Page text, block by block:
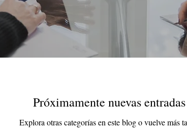
Próximamente nuevas entradas
Explora otras categorías en este blog o vuelve más